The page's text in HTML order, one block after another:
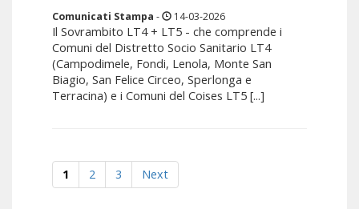
Comunicati Stampa - 14-03-2026
Il Sovrambito LT4 + LT5 - che comprende i
Comuni del Distretto Socio Sanitario LT4
(Campodimele, Fondi, Lenola, Monte San
Biagio, San Felice Circeo, Sperlonga e
Terracina) e i Comuni del Coises LT5 [...]
1 2 3 Next